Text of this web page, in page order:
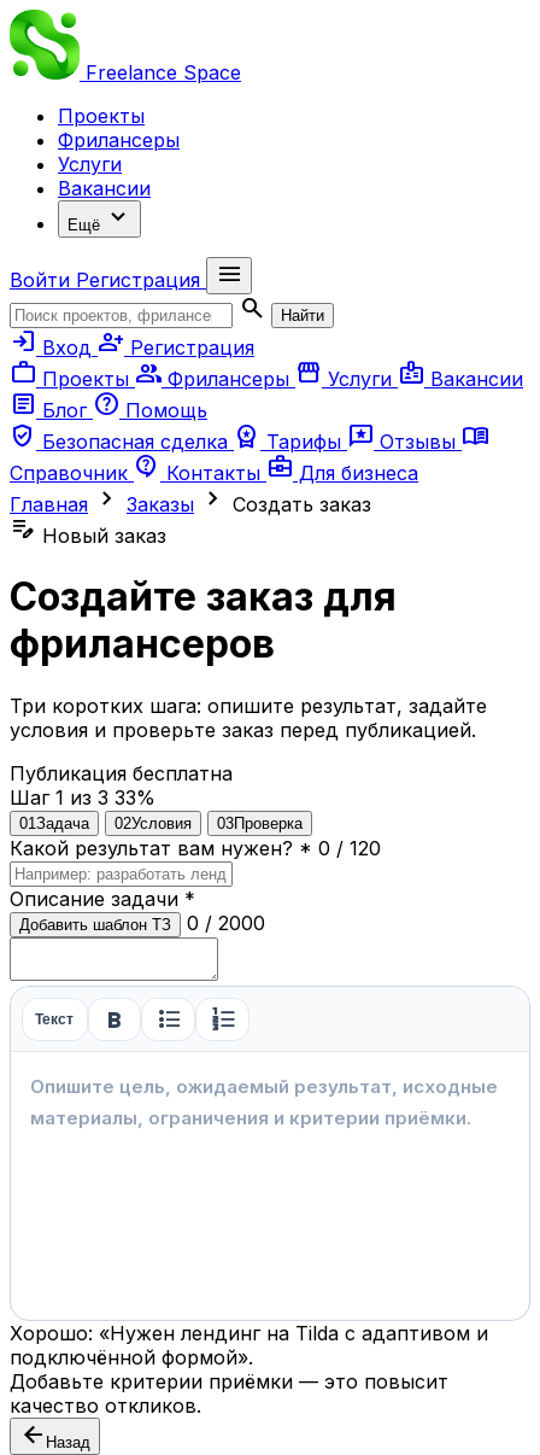
Freelance Space
Проекты
Фрилансеры
Услуги
Вакансии
Ещё expand_more
Войти Регистрация
menu
search
Найти
login Вход person_add Регистрация
work Проекты group Фрилансеры storefront Услуги badge Вакансии
article Блог help Помощь
verified_user Безопасная сделка workspace_premium Тарифы reviews Отзывы menu_book
Справочник contact_support Контакты business_center Для бизнеса
Главная chevron_right Заказы chevron_right Создать заказ
edit_note Новый заказ
Создайте заказ для
фрилансеров
Три коротких шага: опишите результат, задайте
условия и проверьте заказ перед публикацией.
Публикация бесплатна
Шаг 1 из 3 33%
01 Задача 02Условия 03Проверка
Какой результат вам нужен? * 0 / 120
Описание задачи *
Добавить шаблон ТЗ 0 / 2000
Текст format_bold format_list_bulleted format_list_numbered
Хорошо: «Нужен лендинг на Tilda с адаптивом и
подключённой формой».
Добавьте критерии приёмки — это повысит
качество откликов.
arrow_back Назад